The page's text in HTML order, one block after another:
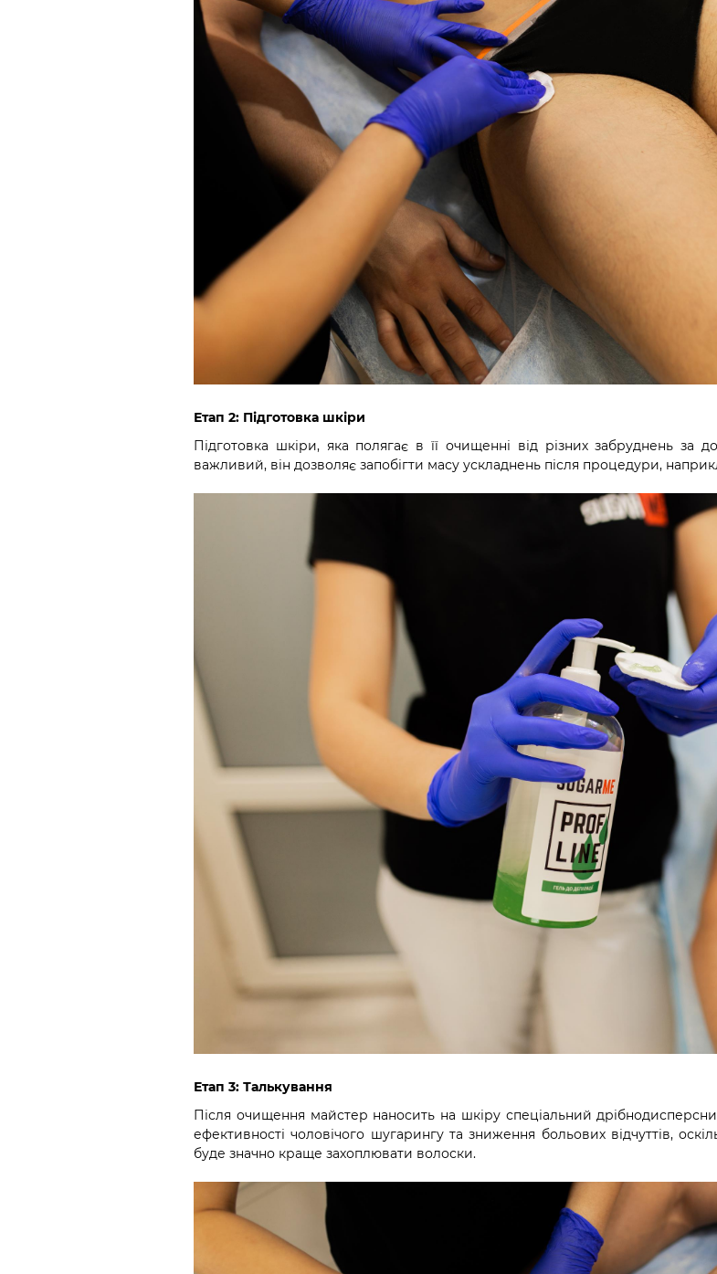
Етап 2: Підготовка шкіри
Підготовка шкіри, яка полягає в її очищенні від різних забруднень
важливий, він дозволяє запобігти масу ускладнень після процедури,
Етап 3: Талькування
Після очищення майстер наносить на шкіру спеціальний
ефективності чоловічого шугарингу та зниження больових відчуттів,
буде значно краще захоплювати волоски.